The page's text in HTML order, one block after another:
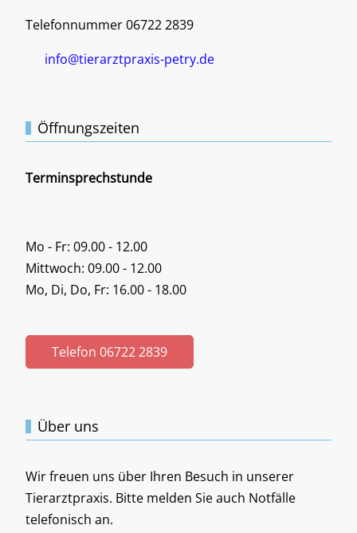
Telefonnummer 06722 2839
info@tierarztpraxis-petry.de
Öffnungszeiten
Terminsprechstunde
Mo - Fr: 09.00 - 12.00
Mittwoch: 09.00 - 12.00
Mo, Di, Do, Fr: 16.00 - 18.00
Telefon 06722 2839
Über uns
Wir freuen uns über Ihren Besuch in unserer
Tierarztpraxis. Bitte melden Sie auch Notfälle
telefonisch an.